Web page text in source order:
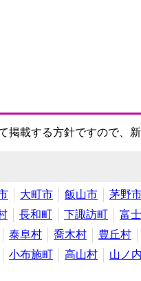
載する方針ですので、
大町市 飯山市 茅野
長和町 下諏訪町 富
泰阜村 喬木村 豊丘村
小布施町 高山村 山ノ